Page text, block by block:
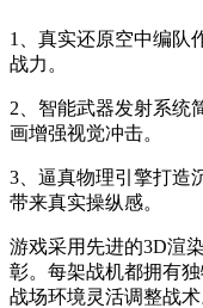
1、真实还原空中编队
战力。
2、智能武器发射系统
画增强视觉冲击。
3、逼真物理引擎打造
带来真实操纵感。
游戏采用先进的3D渲
彰。每架战机都拥有
战场环境灵活调整战